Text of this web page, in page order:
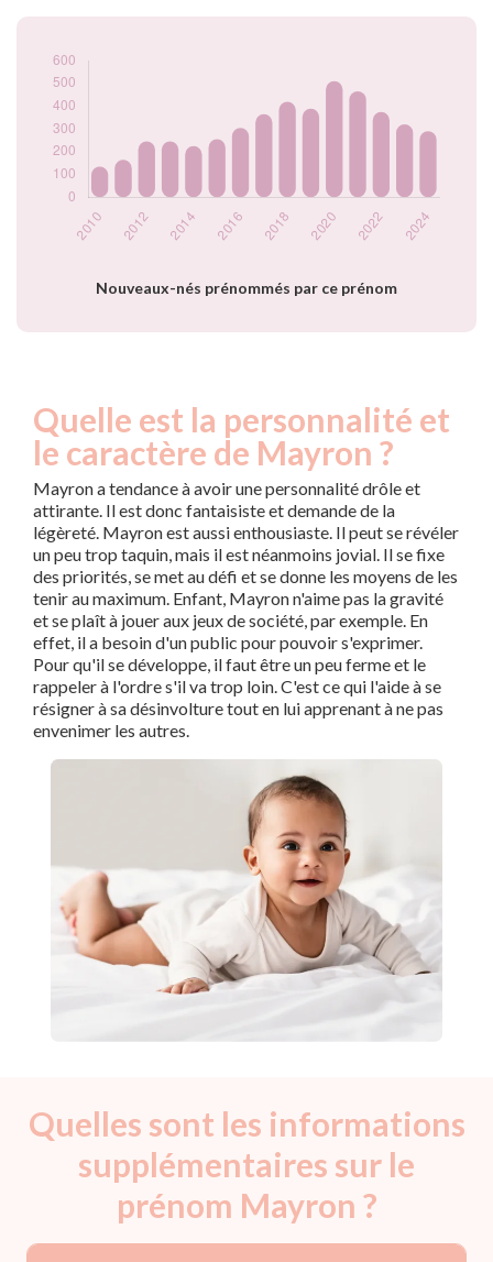
Nouveaux-nés prénommés par ce prénom
Popularité du
2019
390
2021
465
2022
375
2023
320
290
Quelle est la personnalité et
le caractère de Mayron ?
Mayron a tendance à avoir une personnalité drôle et
attirante. Il est donc fantaisiste et demande de la
légèreté. Mayron est aussi enthousiaste. Il peut se révéler
un peu trop taquin, mais il est néanmoins jovial. Il se fixe
des priorités, se met au défi et se donne les moyens de les
tenir au maximum. Enfant, Mayron n'aime pas la gravité
et se plaît à jouer aux jeux de société, par exemple. En
effet, il a besoin d'un public pour pouvoir s'exprimer.
Pour qu'il se développe, il faut être un peu ferme et le
rappeler à l'ordre s'il va trop loin. C'est ce qui l'aide à se
résigner à sa désinvolture tout en lui apprenant à ne pas
envenimer les autres.
Quelles sont les informations
supplémentaires sur le
prénom Mayron ?